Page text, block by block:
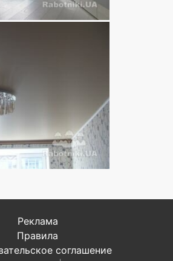
Реклама
Правила
соглашение